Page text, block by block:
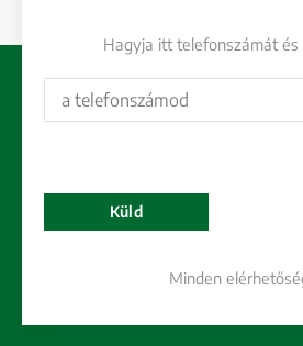
Hagyja itt telefonszámát és
Minden